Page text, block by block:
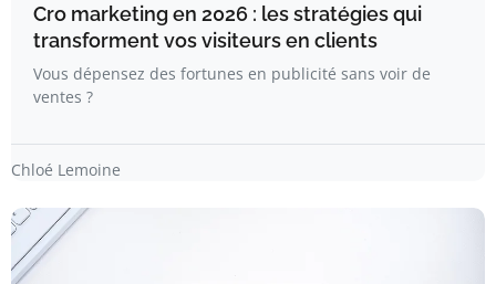
Cro marketing en 2026 : les stratégies qui
transforment vos visiteurs en clients
Vous dépensez des fortunes en publicité sans voir de
ventes ?
Chloé Lemoine